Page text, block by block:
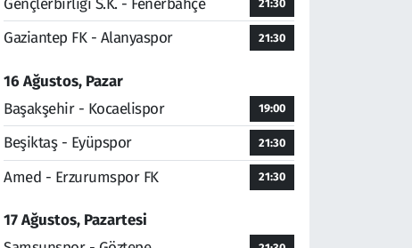
Gençlerbirliği S.K. - Fenerbahçe 21:30
Gaziantep FK - Alanyaspor 21:30
16 Ağustos, Pazar
Başakşehir - Kocaelispor
19:00
Beşiktaş - Eyüpspor 21:30
Amed - Erzurumspor FK 21:30
17 Ağustos, Pazartesi